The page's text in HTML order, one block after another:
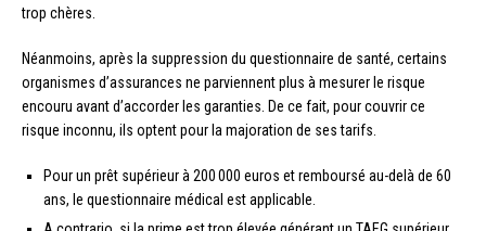
trop chères.
Néanmoins, après la suppression du questionnaire de santé, certains
organismes d’assurances ne parviennent plus à mesurer le risque
encouru avant d’accorder les garanties. De ce fait, pour couvrir ce
risque inconnu, ils optent pour la majoration de ses tarifs.
Pour un prêt supérieur à 200 000 euros et remboursé au-delà de 60
ans, le questionnaire médical est applicable.